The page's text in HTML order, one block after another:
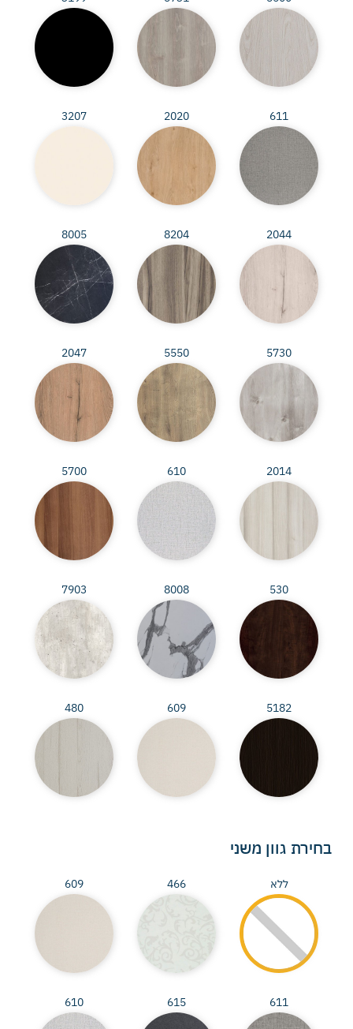
611
2020
3207
2044
8204
8005
5730
5550
2047
2014
610
5700
530
8008
7903
5182
609
480
בחירת גוון משני
ללא 466
609
611
615
610